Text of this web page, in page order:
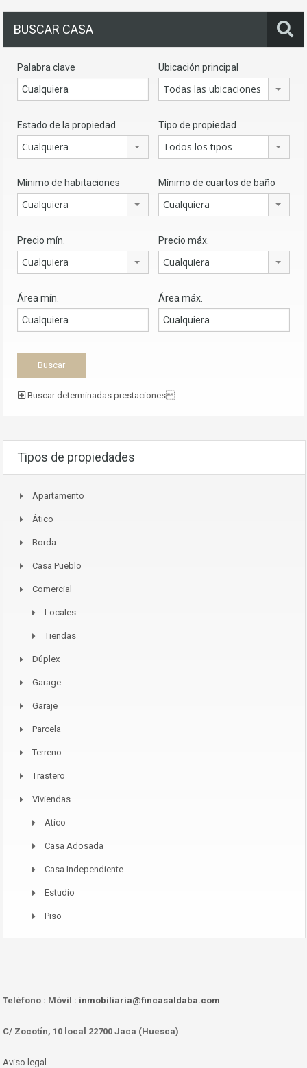
BUSCAR CASA
Palabra clave Ubicación principal
Todas las ubicaciones
Estado de la propiedad
Cualquiera
Tipo de propiedad
Todos los tipos
Mínimo de habitaciones
Cualquiera
Mínimo de cuartos de baño
Cualquiera
Precio mín.
Cualquiera
Precio máx.
Cualquiera
Área mín. Área máx.
Buscar determinadas prestaciones
Tipos de propiedades
Apartamento
Ático
Borda
Casa Pueblo
Comercial
Locales
Tiendas
Dúplex
Garage
Garaje
Parcela
Terreno
Trastero
Viviendas
Atico
Casa Adosada
Casa Independiente
Estudio
Piso
Teléfono : Móvil : inmobiliaria@fincasaldaba.com
C/ Zocotín, 10 local 22700 Jaca (Huesca)
Aviso legal